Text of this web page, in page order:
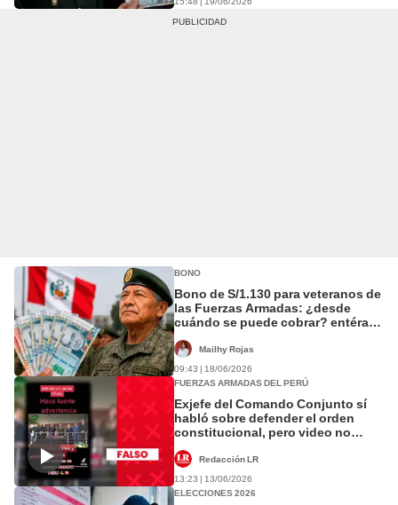
BONO
Bono de S/1.130 para veteranos de
las Fuerzas Armadas: ¿desde
cuándo se puede cobrar? entérate
según edad
Mailhy Rojas
09:43 | 18/06/2026
FUERZAS ARMADAS DEL PERÚ
Exjefe del Comando Conjunto sí
habló sobre defender el orden
constitucional, pero video no
fue grabado en 2022
Redacción LR
13:23 | 13/06/2026
ELECCIONES 2026